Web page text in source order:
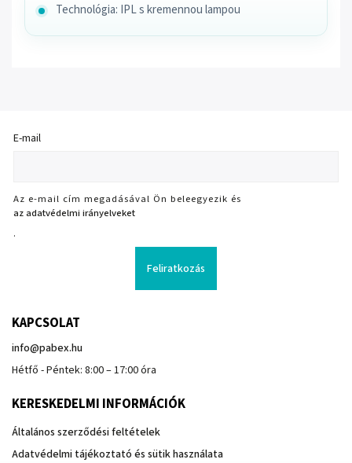
Technológia: IPL s kremennou lampou
E-mail
Az e-mail cím megadásával Ön beleegyezik és
az adatvédelmi irányelveket
.
Feliratkozás
KAPCSOLAT
info@pabex.hu
Hétfő - Péntek: 8:00 – 17:00 óra
KERESKEDELMI INFORMÁCIÓK
Általános szerződési feltételek
Adatvédelmi tájékoztató és sütik használata